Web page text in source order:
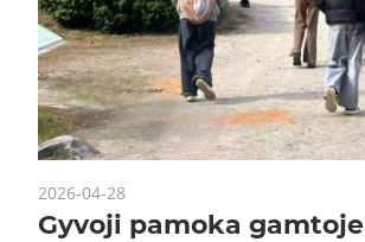
2026-04-28
Gyvoji pamoka gamtoje